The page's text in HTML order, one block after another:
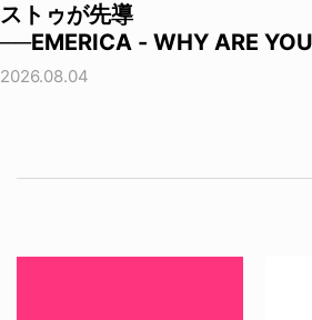
ストゥが先導
──EMERICA - WHY ARE
2026.08.04